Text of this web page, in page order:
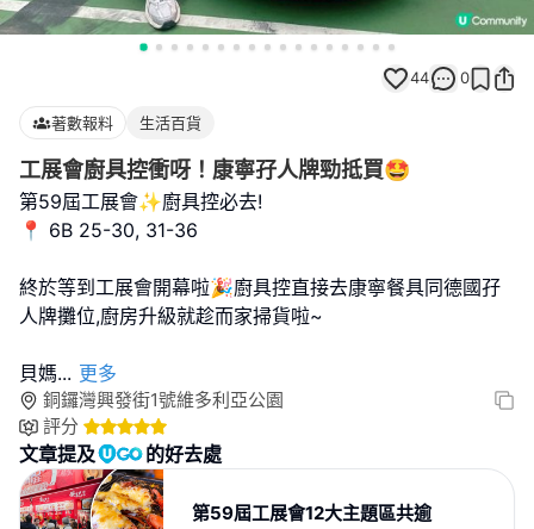
44 0
著數報料 生活百貨
工展會廚具控衝呀！康寧孖人牌勁抵買🤩
第59屆工展會✨廚具控必去!
📍 6B 25-30, 31-36
終於等到工展會開幕啦🎉廚具控直接去康寧餐具同德國孖
人牌攤位,廚房升級就趁而家掃貨啦~
貝媽... 更多
銅鑼灣興發街1號維多利亞公園
評分
文章提及 的好去處
第59屆工展會12大主題區共逾